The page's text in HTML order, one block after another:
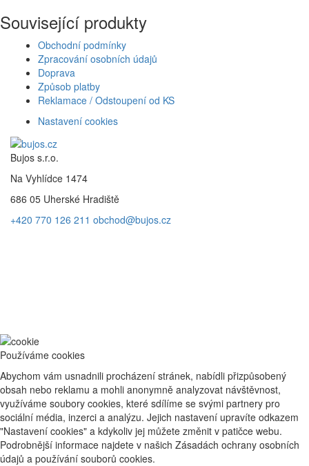
Související produkty
Obchodní podmínky
Zpracování osobních údajů
Doprava
Způsob platby
Reklamace / Odstoupení od KS
Nastavení cookies
Bujos s.r.o.
Na Vyhlídce 1474
686 05 Uherské Hradiště
+420 770 126 211 obchod@bujos.cz
Používáme cookies
Abychom vám usnadnili procházení stránek, nabídli přizpůsobený
obsah nebo reklamu a mohli anonymně analyzovat návštěvnost,
využíváme soubory cookies, které sdílíme se svými partnery pro
sociální média, inzerci a analýzu. Jejich nastavení upravíte odkazem
"Nastavení cookies" a kdykoliv jej můžete změnit v patičce webu.
Podrobnější informace najdete v našich Zásadách ochrany osobních
údajů a používání souborů cookies.